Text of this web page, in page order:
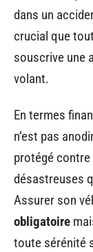
dans un
crucial que
souscrive une
volant.
En termes
n’est pas
protégé
désastreuses
Assurer son
obligatoire
toute sérénité